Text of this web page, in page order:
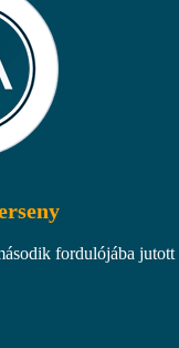
fordulójába jutott